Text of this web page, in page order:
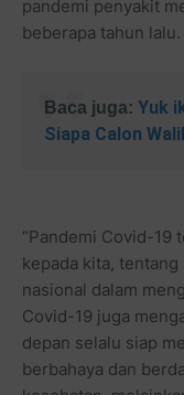
pandemi penyakit
beberapa tahun lalu.
Baca juga: Yuk
Siapa Calon
“Pandemi Covid-19
kepada kita,
nasional dalam
Covid-19 juga
depan selalu siap
berbahaya dan